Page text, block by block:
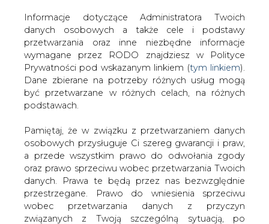
Prywatności pod wskazanym linkiem (tym linkiem).
Dane zbierane na potrzeby różnych usług mogą
być przetwarzane w różnych celach, na różnych
podstawach.
Pamiętaj, że w związku z przetwarzaniem danych
osobowych przysługuje Ci szereg gwarancji i praw,
a przede wszystkim prawo do odwołania zgody
danych. Prawa te będą przez nas bezwzględnie
przestrzegane. Prawo do wniesienia sprzeciwu
wobec przetwarzania danych z przyczyn
związanych z Twoją szczególną sytuacją, po
skutecznym wniesieniu prawa do sprzeciwu Twoje
dane nie będą przetwarzane o ile nie będzie istnieć
ważna prawnie uzasadniona podstawa do
przetwarzania, nadrzędna wobec Twoich interesów,
konkurs dla szkół OSE